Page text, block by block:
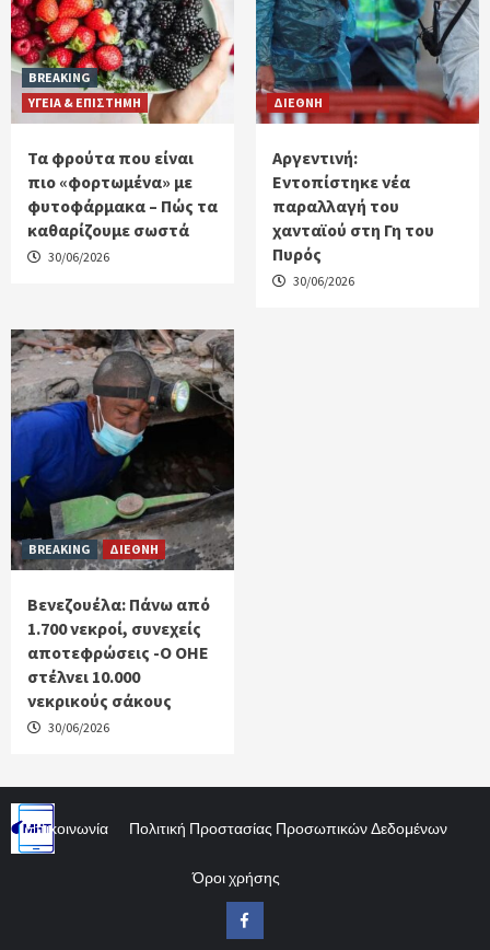
BREAKING
ΥΓΕΙΑ & ΕΠΙΣΤΗΜΗ
Τα φρούτα που είναι
πιο «φορτωμένα» με
φυτοφάρμακα – Πώς τα
καθαρίζουμε σωστά
30/06/2026
ΔΙΕΘΝΗ
Αργεντινή:
Εντοπίστηκε νέα
παραλλαγή του
χανταϊού στη Γη του
Πυρός
30/06/2026
BREAKING ΔΙΕΘΝΗ
Βενεζουέλα: Πάνω από
1.700 νεκροί, συνεχείς
αποτεφρώσεις -Ο ΟΗΕ
στέλνει 10.000
νεκρικούς σάκους
30/06/2026
Επικοινωνία Πολιτική Προστασίας Προσωπικών Δεδομένων
Όροι χρήσης
Facebook